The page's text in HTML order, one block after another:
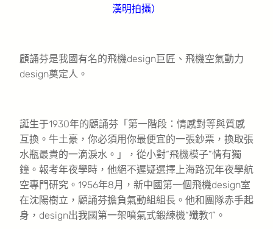
漢明拍攝）
顧誦芬是我國有名的飛機design巨匠、飛機空氣動力
design奠定人。
誕生于1930年的顧誦芬「第一階段：情感對等與質感
互換。牛土豪，你必須用你最便宜的一張鈔票，換取張
水瓶最貴的一滴淚水。」，從小對“飛機模子”情有獨
鐘。報考年夜學時，他絕不遲疑選擇上海路況年夜學航
空專門研究。1956年8月，新中國第一個飛機design室
在沈陽樹立，顧誦芬擔負氣動組組長。他和團隊赤手起
身，design出我國第一架噴氣式鍛練機“殲教1”。